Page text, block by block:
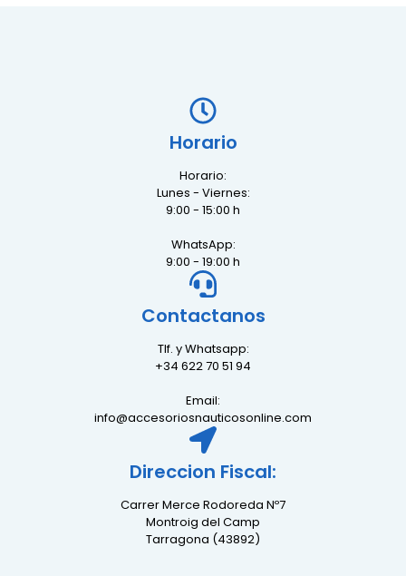
Horario
Horario:
Lunes - Viernes:
9:00 - 15:00 h
WhatsApp:
9:00 - 19:00 h
Contactanos
Tlf. y Whatsapp:
+34 622 70 51 94
Email:
info@accesoriosnauticosonline.com
Direccion Fiscal:
Carrer Merce Rodoreda Nº7
Montroig del Camp
Tarragona (43892)